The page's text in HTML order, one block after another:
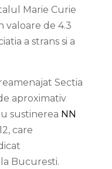
Marie Curie
valoare de 4.3
a strans si a
Sectia
aproximativ
sustinerea NN
care
Bucuresti.